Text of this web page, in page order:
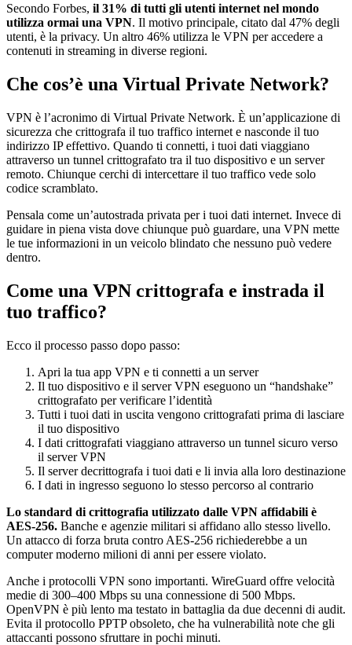
Secondo Forbes, il 31% di tutti gli utenti internet nel mondo
utilizza ormai una VPN. Il motivo principale, citato dal 47% degli
utenti, è la privacy. Un altro 46% utilizza le VPN per accedere a
contenuti in streaming in diverse regioni.
Che cos’è una Virtual Private Network?
VPN è l’acronimo di Virtual Private Network. È un’applicazione di
sicurezza che crittografa il tuo traffico internet e nasconde il tuo
indirizzo IP effettivo. Quando ti connetti, i tuoi dati viaggiano
attraverso un tunnel crittografato tra il tuo dispositivo e un server
remoto. Chiunque cerchi di intercettare il tuo traffico vede solo
codice scramblato.
Pensala come un’autostrada privata per i tuoi dati internet. Invece di
guidare in piena vista dove chiunque può guardare, una VPN mette
le tue informazioni in un veicolo blindato che nessuno può vedere
dentro.
Come una VPN crittografa e instrada il
tuo traffico?
Ecco il processo passo dopo passo:
Apri la tua app VPN e ti connetti a un server
Il tuo dispositivo e il server VPN eseguono un “handshake”
crittografato per verificare l’identità
Tutti i tuoi dati in uscita vengono crittografati prima di lasciare
il tuo dispositivo
I dati crittografati viaggiano attraverso un tunnel sicuro verso
il server VPN
Il server decrittografa i tuoi dati e li invia alla loro destinazione
I dati in ingresso seguono lo stesso percorso al contrario
Lo standard di crittografia utilizzato dalle VPN affidabili è
AES-256. Banche e agenzie militari si affidano allo stesso livello.
Un attacco di forza bruta contro AES-256 richiederebbe a un
computer moderno milioni di anni per essere violato.
Anche i protocolli VPN sono importanti. WireGuard offre velocità
medie di 300–400 Mbps su una connessione di 500 Mbps.
OpenVPN è più lento ma testato in battaglia da due decenni di audit.
Evita il protocollo PPTP obsoleto, che ha vulnerabilità note che gli
attaccanti possono sfruttare in pochi minuti.